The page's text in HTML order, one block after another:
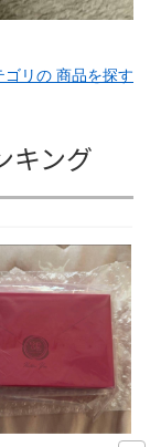
ゴリの 商品を探す
キング